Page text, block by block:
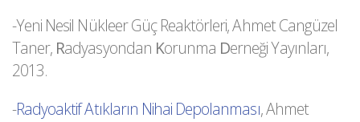
-Yeni Nesil Nükleer Güç Reaktörleri, Ahmet Cangüzel
Taner, Radyasyondan Korunma Derneği Yayınları,
2013.
-Radyoaktif Atıkların Nihai Depolanması, Ahmet